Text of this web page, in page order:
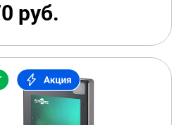
руб.